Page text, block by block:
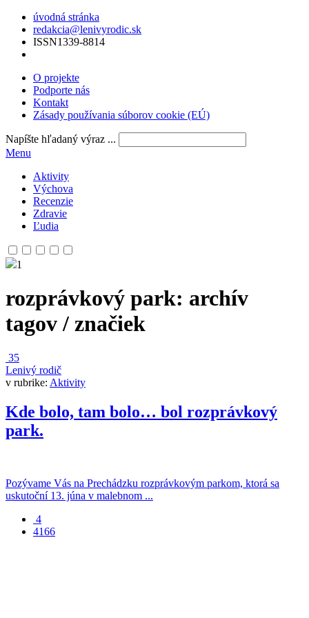
úvodná stránka
redakcia@lenivyrodic.sk
ISSN1339-8814
O projekte
Podporte nás
Kontakt
Zásady používania súborov cookie (EÚ)
Napíšte hľadaný výraz ...
Menu
Aktivity
Výchova
Recenzie
Zdravie
Ľudia
1
rozprávkový park: archív
tagov / značiek
35
Lenivý rodič
v rubrike: Aktivity
Kde bolo, tam bolo… bol rozprávkový
park.
Pozývame Vás na Prechádzku rozprávkovým parkom, ktorá sa
uskutoční 13. júna v malebnom ...
4
4166